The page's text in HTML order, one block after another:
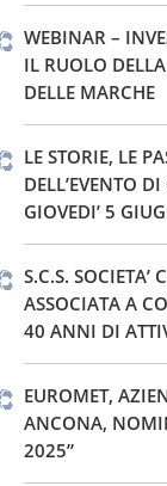
WEBINAR –
IL RUOLO
DELLE MARCHE
LE STORIE, LE
DELL’EVENTO
GIOVEDI’ 5
S.C.S.
ASSOCIATA A
40 ANNI DI
EUROMET,
ANCONA,
2025”